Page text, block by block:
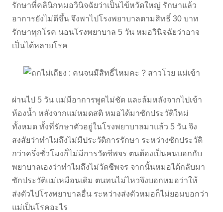
รักษาที่คลินิกหมอวินิจฉัยว่าเป็นไข้หวัดใหญ่ รักษาแล้ว
อาการยังไม่ดีขึ้น จึงพาไปโรงพยาบาลตามสิทธิ์ 30 บาท
รักษาทุกโรค นอนโรงพยาบาล 5 วัน หมอวินิจฉัยว่าอาจ
เป็นได้หลายโรค
ผ่านไป 5 วัน แม่มีอาการพูดไม่ชัด และล้มหลังจากไปเข้า
ห้องน้ำ หลังจากแม่หมดสติ หมอได้มาซักประวัติใหม่
ทั้งหมด ทั้งที่รักษาตัวอยู่ในโรงพยาบาลมาแล้ว 5 วัน จึง
สงสัยว่าทำไมถึงไม่มีประวัติการรักษา ระหว่างซักประวัติ
กว่าครึ่งชั่วโมงก็ไม่มีการวัดชีพจร ตนต้องเป็นคนบอกกับ
พยาบาลเองว่าทำไมถึงไม่วัดชีพจร จากนั้นหมอได้กลับมา
ซักประวัติแม่เหมือนเดิม ตนทนไม่ไหวจึงบอกหมอว่าให้
ส่งตัวไปโรงพยาบาลอื่น ระหว่างส่งตัวหมอก็ไม่ยอมบอกว่า
แม่เป็นโรคอะไร